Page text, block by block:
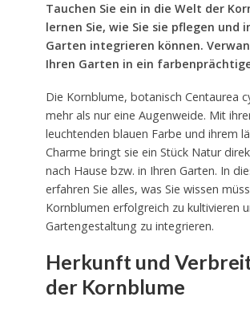
Tauchen Sie ein in die Welt der
lernen Sie, wie Sie sie pflegen und
Garten integrieren können.
Ihren Garten in ein
Die Kornblume, botanisch Centaurea
mehr als nur eine Augenweide. Mit
leuchtenden blauen Farbe und ihrem
Charme bringt sie ein Stück Natur
nach Hause bzw. in Ihren Garten. In
erfahren Sie alles, was Sie wissen
Kornblumen erfolgreich zu kultivieren
Gartengestaltung zu integrieren.
Herkunft und
der Kornblume